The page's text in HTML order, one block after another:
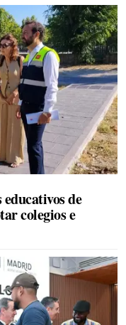
de
colegios e